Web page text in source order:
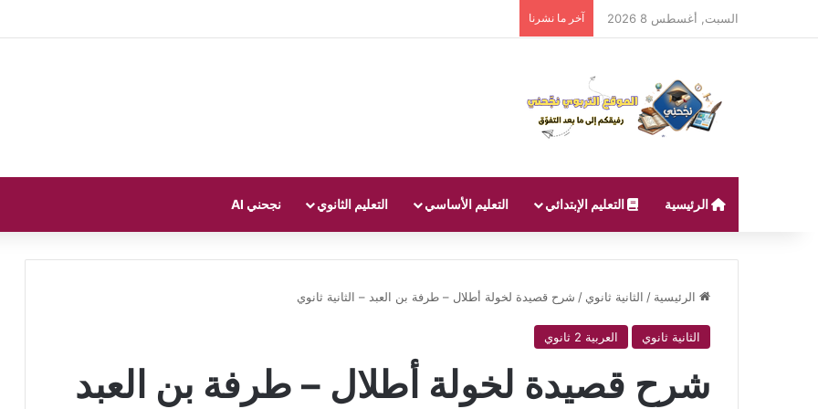
السبت, أغسطس 8 2026 آخر ما نشرنا
الرئيسية التعليم الإبتدائي التعليم الأساسي التعليم الثانوي نجحني AI
الرئيسية / الثانية ثانوي / شرح قصيدة لخولة أطلال – طرفة بن العبد – الثانية ثانوي
الثانية ثانوي العربية 2 ثانوي
شرح قصيدة لخولة أطلال – طرفة بن العبد